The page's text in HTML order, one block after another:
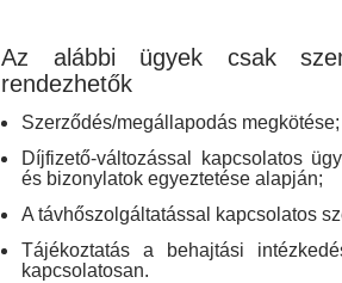
Az alábbi ügyek csak
rendezhetők
Szerződés/megállapodás megkötése;
Díjfizető-változással kapcsolatos
és bizonylatok egyeztetése alapján;
A távhőszolgáltatással kapcsolatos
Tájékoztatás a behajtási
kapcsolatosan.